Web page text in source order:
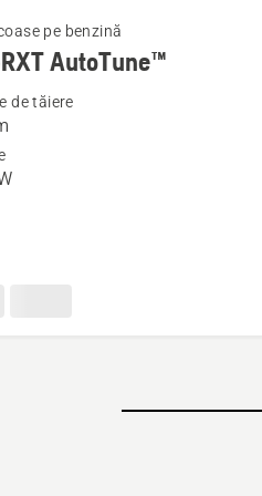
pe benzină
AutoTune™
de tăiere